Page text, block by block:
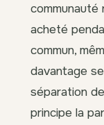
communauté
acheté
commun,
davantage
séparation
principe la